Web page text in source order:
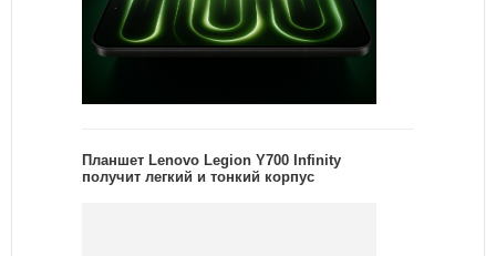
Планшет Lenovo Legion Y700 Infinity
получит легкий и тонкий корпус